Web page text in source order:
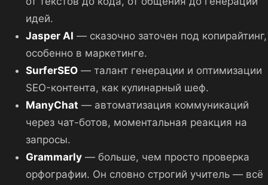
идей.
Jasper AI — сказочно заточен под копирайтинг,
особенно в маркетинге.
SurferSEO— талант генерации и оптимизации
SEO-контента, как кулинарный шеф.
ManyChat — автоматизация коммуникаций
через чат-ботов, моментальная реакция на
запросы.
Grammarly— больше, чем просто проверка
орфографии. Он словно строгий учитель — всё